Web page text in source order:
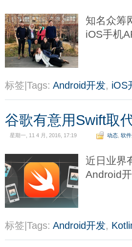
知名众筹
iOS手机
标签|Tags: Android开发, iOS
谷歌有意用Swift取
星期一, 11 4 月, 2016, 17:19 动态 软
近日业界
Android
标签|Tags: Android开发,